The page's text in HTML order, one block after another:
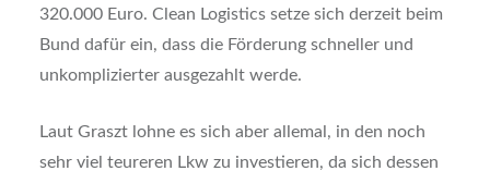
320.000 Euro. Clean Logi­stics set­ze sich der­zeit beim
Bund dafür ein, dass die För­de­rung schnel­ler und
unkom­pli­zier­ter aus­ge­zahlt wer­de.
Laut Graszt loh­ne es sich aber alle­mal, in den noch
sehr viel teu­re­ren Lkw zu inves­tie­ren, da sich des­sen